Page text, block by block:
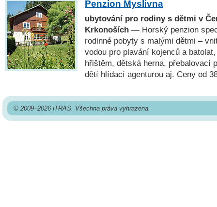
Penzion Myslivna
ubytování pro rodiny s dětmi v
Krkonoších — Horský penzion
rodinné pobyty s malými dětmi –
vodou pro plavání kojenců a
hřištěm, dětská herna, přebalovací
dětí hlídací agenturou aj. Ceny od
© 2009–2026 iTRAS. Všechna práva vyhrazena.